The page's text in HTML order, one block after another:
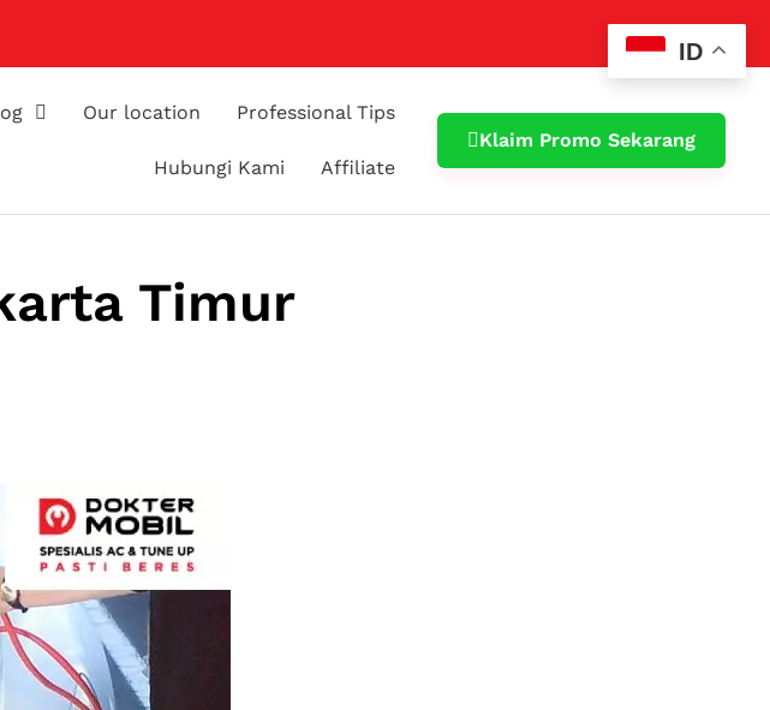
Our location Professional Tips
Hubungi Kami Affiliate
Klaim Promo Sekarang
Timur
ID